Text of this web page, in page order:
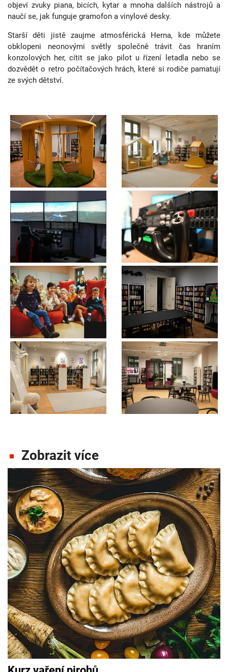
objeví zvuky piana, bicích, kytar a mnoha dalších nástrojů a
naučí se, jak funguje gramofon a vinylové desky.
Starší děti jistě zaujme atmosférická Herna, kde můžete
obklopeni neonovými světly společně trávit čas hraním
konzolových her, cítit se jako pilot u řízení letadla nebo se
dozvědět o retro počítačových hrách, které si rodiče pamatují
ze svých dětství.
Zobrazit více